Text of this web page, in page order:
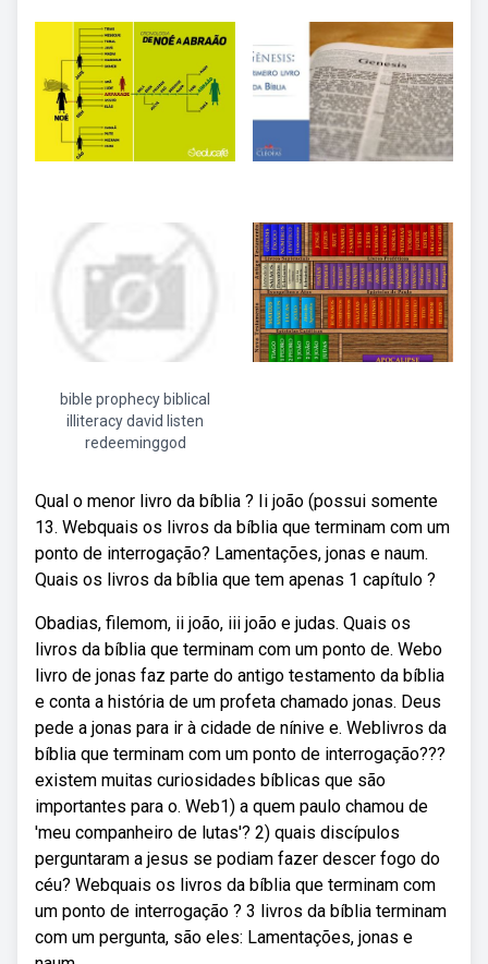
bible prophecy biblical
illiteracy david listen
redeeminggod
Qual o menor livro da bíblia ? Ii joão (possui somente
13. Webquais os livros da bíblia que terminam com um
ponto de interrogação? Lamentações, jonas e naum.
Quais os livros da bíblia que tem apenas 1 capítulo ?
Obadias, filemom, ii joão, iii joão e judas. Quais os
livros da bíblia que terminam com um ponto de. Webo
livro de jonas faz parte do antigo testamento da bíblia
e conta a história de um profeta chamado jonas. Deus
pede a jonas para ir à cidade de nínive e. Weblivros da
bíblia que terminam com um ponto de interrogação???
existem muitas curiosidades bíblicas que são
importantes para o. Web1) a quem paulo chamou de
'meu companheiro de lutas'? 2) quais discípulos
perguntaram a jesus se podiam fazer descer fogo do
céu? Webquais os livros da bíblia que terminam com
um ponto de interrogação ? 3 livros da bíblia terminam
com um pergunta, são eles: Lamentações, jonas e